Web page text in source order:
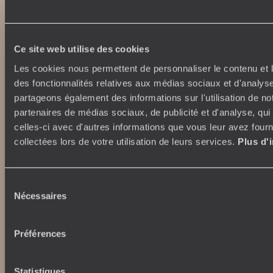
Ce site web utilise des cookies
Les cookies nous permettent de personnaliser le contenu et
des fonctionnalités relatives aux médias sociaux et
partageons également des informations sur l'utilisation de
partenaires de médias sociaux, de publicité et d'analyse,
celles-ci avec d'autres informations que vous leur avez
collectées lors de votre utilisation de leurs services. Plus
Nécessaires
Préférences
Nos engagements
100% carbone absorbé
Tourisme responsable
Qui sommes-nous ?
L’Esprit Voyageurs
Notre valeur ajoutée
Autour du voyage
Idées voyages
On part où ?
Voyage de noces
Vacances en famille
Week-end en amoureux
Vacances d’été
Voyage de luxe